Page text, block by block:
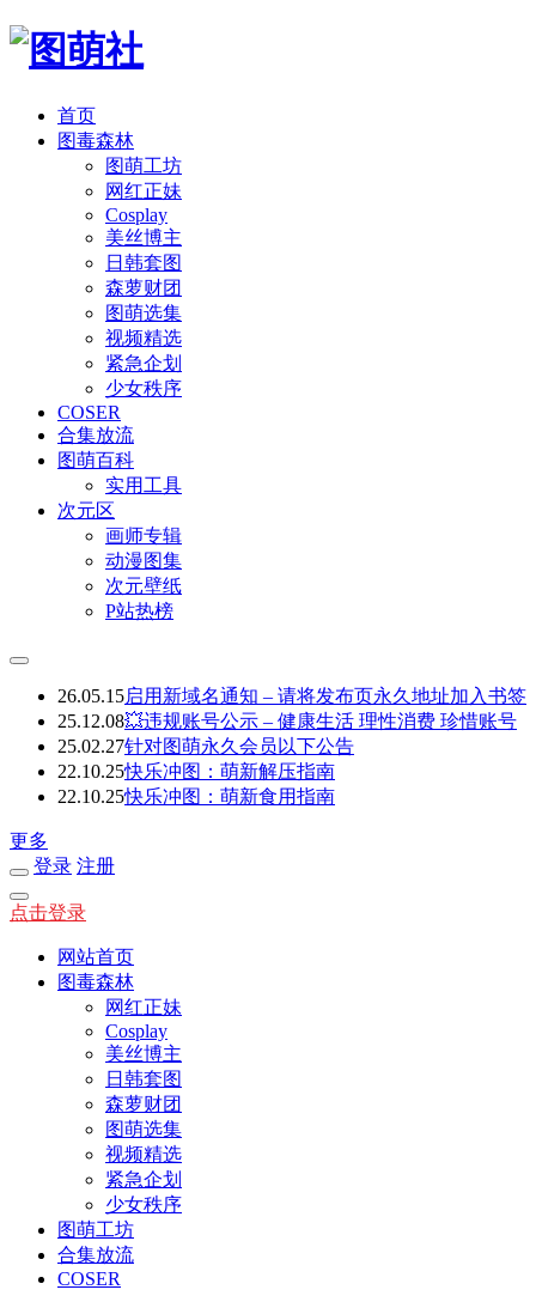
首页
图毒森林
图萌工坊
网红正妹
Cosplay
美丝博主
日韩套图
森萝财团
图萌选集
视频精选
紧急企划
少女秩序
COSER
合集放流
图萌百科
实用工具
次元区
画师专辑
动漫图集
次元壁纸
P站热榜
26.05.15启用新域名通知 – 请将发布页永久地址加入书签
25.12.08💥违规账号公示 – 健康生活 理性消费 珍惜账号
25.02.27针对图萌永久会员以下公告
22.10.25快乐冲图：萌新解压指南
22.10.25快乐冲图：萌新食用指南
更多
登录 注册
点击登录
网站首页
图毒森林
网红正妹
Cosplay
美丝博主
日韩套图
森萝财团
图萌选集
视频精选
紧急企划
少女秩序
图萌工坊
合集放流
COSER